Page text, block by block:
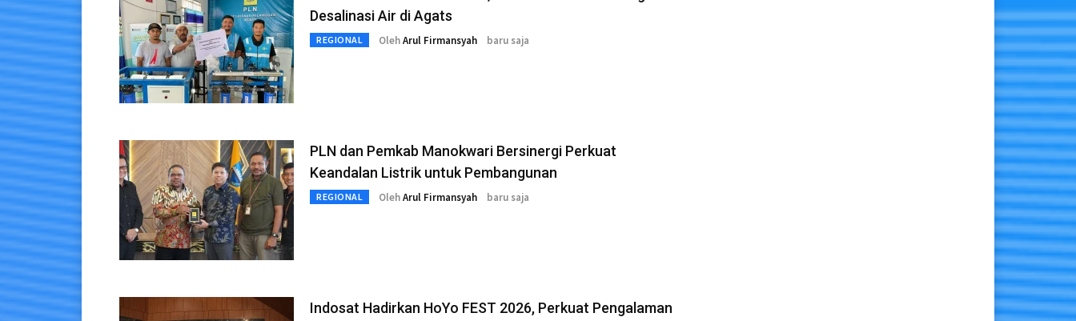
Desalinasi Air di Agats
REGIONAL OlehArul Firmansyah baru saja
PLN dan Pemkab Manokwari Bersinergi Perkuat
Keandalan Listrik untuk Pembangunan
REGIONAL OlehArul Firmansyah baru saja
Indosat Hadirkan HoYo FEST 2026, Perkuat Pengalaman